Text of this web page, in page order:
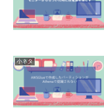
小ネタ